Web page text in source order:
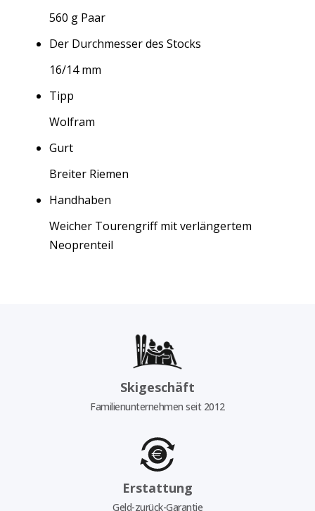
560 g Paar
Der Durchmesser des Stocks
16/14 mm
Tipp
Wolfram
Gurt
Breiter Riemen
Handhaben
Weicher Tourengriff mit verlängertem
Neoprenteil
Skigeschäft
Familienunternehmen seit 2012
Erstattung
Geld-zurück-Garantie